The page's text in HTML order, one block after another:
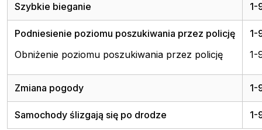
Szybkie bieganie 1-
Podniesienie poziomu poszukiwania przez policję
Obniżenie poziomu poszukiwania przez policję
1-
1-
Zmiana pogody 1-
Samochody ślizgają się po drodze
1-